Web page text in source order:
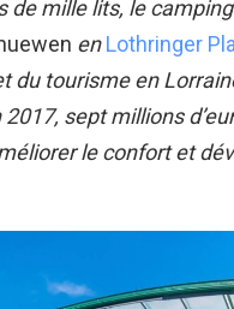
mille lits, le
enLothringer
du tourisme en
sept millions
le confort et